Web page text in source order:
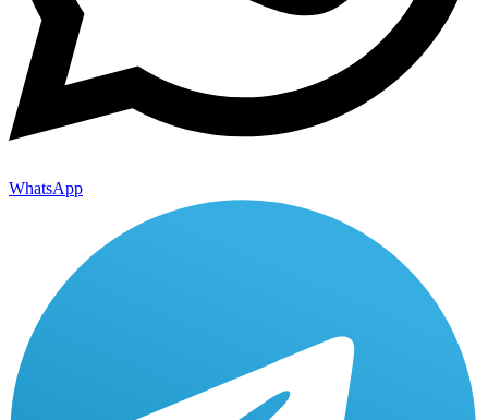
WhatsApp